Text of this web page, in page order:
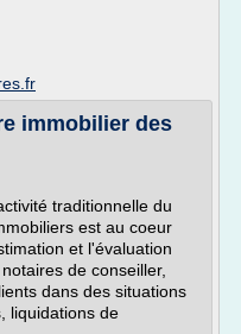
immobilier des
traditionnelle du
est au coeur
et l'évaluation
de conseiller,
dans des situations
liquidations de